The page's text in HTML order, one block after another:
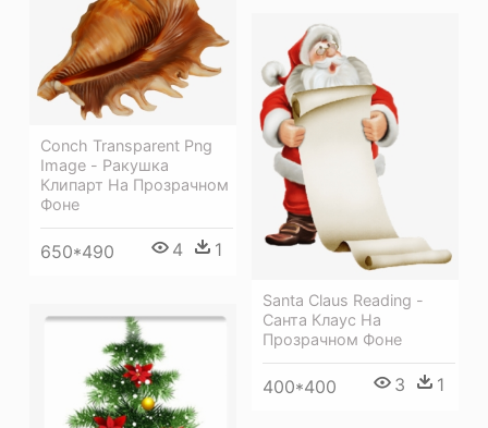
Conch Transparent Png
Image - Ракушка
Клипарт На Прозрачном
Фоне
650*490 4 1
Santa Claus Reading -
Санта Клаус На
Прозрачном Фоне
400*400 3 1